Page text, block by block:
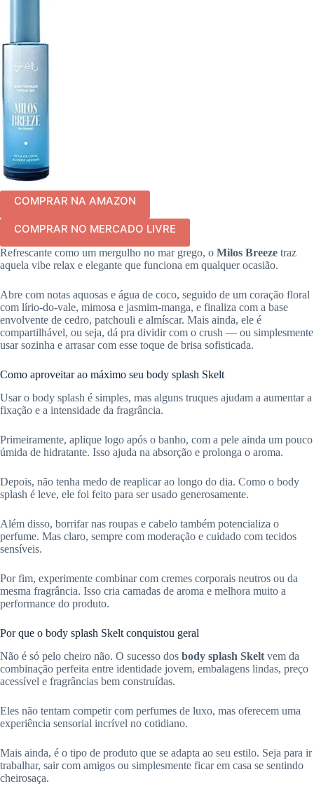
COMPRAR NA AMAZON
COMPRAR NO MERCADO LIVRE
Refrescante como um mergulho no mar grego, o Milos Breeze traz
aquela vibe relax e elegante que funciona em qualquer ocasião.
Abre com notas aquosas e água de coco, seguido de um coração floral
com lírio-do-vale, mimosa e jasmim-manga, e finaliza com a base
envolvente de cedro, patchouli e almíscar. Mais ainda, ele é
compartilhável, ou seja, dá pra dividir com o crush — ou simplesmente
usar sozinha e arrasar com esse toque de brisa sofisticada.
Como aproveitar ao máximo seu body splash Skelt
Usar o body splash é simples, mas alguns truques ajudam a aumentar a
fixação e a intensidade da fragrância.
Primeiramente, aplique logo após o banho, com a pele ainda um pouco
úmida de hidratante. Isso ajuda na absorção e prolonga o aroma.
Depois, não tenha medo de reaplicar ao longo do dia. Como o body
splash é leve, ele foi feito para ser usado generosamente.
Além disso, borrifar nas roupas e cabelo também potencializa o
perfume. Mas claro, sempre com moderação e cuidado com tecidos
sensíveis.
Por fim, experimente combinar com cremes corporais neutros ou da
mesma fragrância. Isso cria camadas de aroma e melhora muito a
performance do produto.
Por que o body splash Skelt conquistou geral
Não é só pelo cheiro não. O sucesso dos body splash Skelt vem da
combinação perfeita entre identidade jovem, embalagens lindas, preço
acessível e fragrâncias bem construídas.
Eles não tentam competir com perfumes de luxo, mas oferecem uma
experiência sensorial incrível no cotidiano.
Mais ainda, é o tipo de produto que se adapta ao seu estilo. Seja para ir
trabalhar, sair com amigos ou simplesmente ficar em casa se sentindo
cheirosaça.